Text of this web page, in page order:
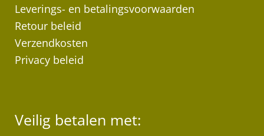
Leverings- en betalingsvoorwaarden
Retour beleid
Verzendkosten
Privacy beleid
Veilig betalen met: